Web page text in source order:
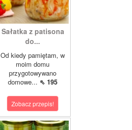
Sałatka z patisona
do...
Od kiedy pamiętam, w
moim domu
przygotowywano
domowe... ⇖ 195
Zobacz przepis!